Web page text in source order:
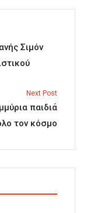
Σιμόν
Next Post
παιδιά
τον κόσμο